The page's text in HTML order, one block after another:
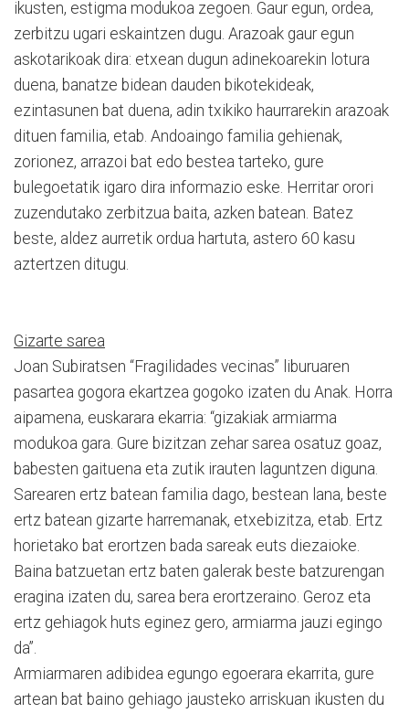
ikusten, estigma modukoa zegoen. Gaur egun, ordea,
zerbitzu ugari eskaintzen dugu. Arazoak gaur egun
askotarikoak dira: etxean dugun adinekoarekin lotura
duena, banatze bidean dauden bikotekideak,
ezintasunen bat duena, adin txikiko haurrarekin arazoak
dituen familia, etab. Andoaingo familia gehienak,
zorionez, arrazoi bat edo bestea tarteko, gure
bulegoetatik igaro dira informazio eske. Herritar orori
zuzendutako zerbitzua baita, azken batean. Batez
beste, aldez aurretik ordua hartuta, astero 60 kasu
aztertzen ditugu.
Gizarte sarea
Joan Subiratsen “Fragilidades vecinas” liburuaren
pasartea gogora ekartzea gogoko izaten du Anak. Horra
aipamena, euskarara ekarria: “gizakiak armiarma
modukoa gara. Gure bizitzan zehar sarea osatuz goaz,
babesten gaituena eta zutik irauten laguntzen diguna.
Sarearen ertz batean familia dago, bestean lana, beste
ertz batean gizarte harremanak, etxebizitza, etab. Ertz
horietako bat erortzen bada sareak euts diezaioke.
Baina batzuetan ertz baten galerak beste batzurengan
eragina izaten du, sarea bera erortzeraino. Geroz eta
ertz gehiagok huts eginez gero, armiarma jauzi egingo
da”.
Armiarmaren adibidea egungo egoerara ekarrita, gure
artean bat baino gehiago jausteko arriskuan ikusten du